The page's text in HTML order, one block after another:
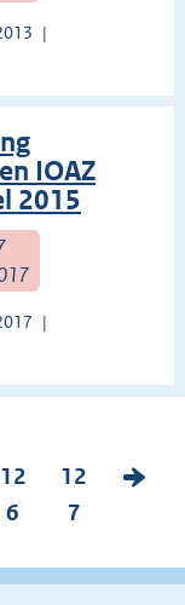
IOAZ
2015
P
a
i
12
6
P
a
i
12
7
V
g